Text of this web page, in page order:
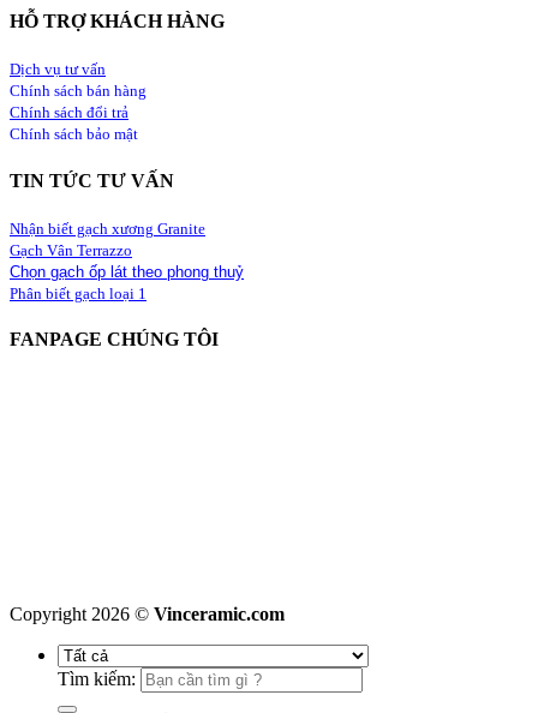
HỖ TRỢ KHÁCH HÀNG
Dịch vụ tư vấn
Chính sách bán hàng
Chính sách đổi trả
Chính sách bảo mật
TIN TỨC TƯ VẤN
Nhận biết gạch xương Granite
Gạch Vân Terrazzo
Chọn gạch ốp lát theo phong thuỷ
Phân biết gạch loại 1
FANPAGE CHÚNG TÔI
Copyright 2026 © Vinceramic.com
Tìm kiếm: